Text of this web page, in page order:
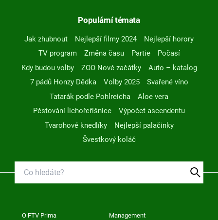
Populární témata
Jak zhubnout Nejlepší filmy 2024
Nejlepší horory
TV program
Změna času Partie
Počasí
Kdy budou volby
ZOO Nové začátky
Auto – katalog
7 pádů Honzy Dědka
Volby 2025
Svařené víno
Tatarák podle Pohlreicha
Aloe vera
Pěstování lichořeřišnice
Výpočet ascendentu
Tvarohové knedlíky
Nejlepší palačinky
Švestkový koláč
O FTV Prima Management